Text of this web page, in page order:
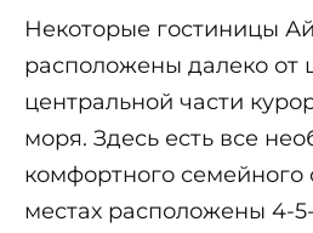
Некоторые гостиницы
расположены далеко от
центральной части
моря. Здесь есть все
комфортного семейного
местах расположены 4-